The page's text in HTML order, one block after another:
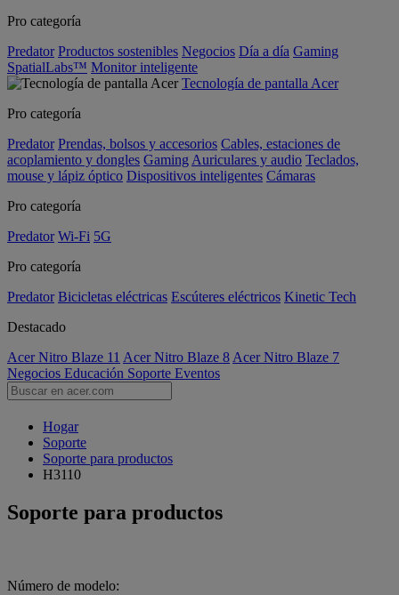
Pro categoría
Predator Productos sostenibles Negocios Día a día Gaming
SpatialLabs™ Monitor inteligente
Tecnología de pantalla Acer
Pro categoría
Predator Prendas, bolsos y accesorios Cables, estaciones de
acoplamiento y dongles Gaming Auriculares y audio Teclados,
mouse y lápiz óptico Dispositivos inteligentes Cámaras
Pro categoría
Predator Wi-Fi 5G
Pro categoría
Predator Bicicletas eléctricas Escúteres eléctricos Kinetic Tech
Destacado
Acer Nitro Blaze 11 Acer Nitro Blaze 8 Acer Nitro Blaze 7
Negocios Educación Soporte Eventos
Hogar
Soporte
Soporte para productos
H3110
Soporte para productos
Número de modelo: